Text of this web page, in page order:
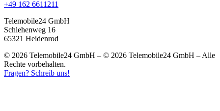
+49 162 6611211
Telemobile24 GmbH
Schlehenweg 16
65321 Heidenrod
© 2026 Telemobile24 GmbH – © 2026 Telemobile24 GmbH – Alle
Rechte vorbehalten.
Fragen? Schreib uns!